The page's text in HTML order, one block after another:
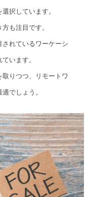
択しています。
も注目です。
れているワーケーシ
います。
りつつ、リモートワ
でしょう。